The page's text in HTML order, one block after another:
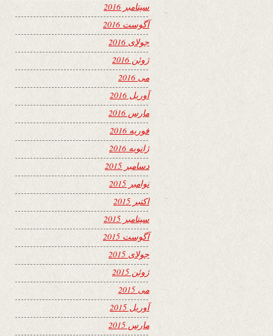
سپتامبر 2016
آگوست 2016
جولای 2016
ژوئن 2016
می 2016
آوریل 2016
مارس 2016
فوریه 2016
ژانویه 2016
دسامبر 2015
نوامبر 2015
اکتبر 2015
سپتامبر 2015
آگوست 2015
جولای 2015
ژوئن 2015
می 2015
آوریل 2015
مارس 2015